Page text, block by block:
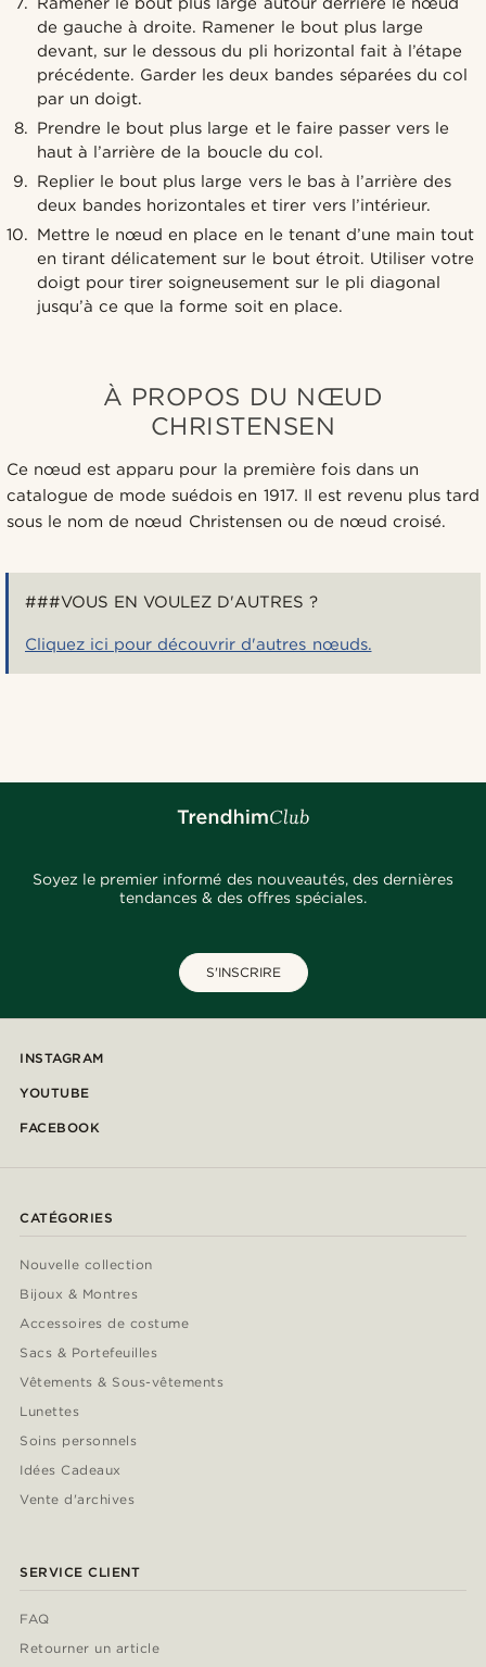
de gauche à droite. Ramener le bout plus large
devant, sur le dessous du pli horizontal fait à l’étape
précédente. Garder les deux bandes séparées du col
par un doigt.
Prendre le bout plus large et le faire passer vers le
haut à l’arrière de la boucle du col.
Replier le bout plus large vers le bas à l’arrière des
deux bandes horizontales et tirer vers l’intérieur.
Mettre le nœud en place en le tenant d’une main tout
en tirant délicatement sur le bout étroit. Utiliser votre
doigt pour tirer soigneusement sur le pli diagonal
jusqu’à ce que la forme soit en place.
À PROPOS DU NŒUD
CHRISTENSEN
Ce nœud est apparu pour la première fois dans un
catalogue de mode suédois en 1917. Il est revenu plus tard
sous le nom de nœud Christensen ou de nœud croisé.
###VOUS EN VOULEZ D'AUTRES ?
Cliquez ici pour découvrir d'autres nœuds.
Soyez le premier informé des nouveautés, des dernières
tendances & des offres spéciales.
S'INSCRIRE
INSTAGRAM
YOUTUBE
FACEBOOK
CATÉGORIES
Nouvelle collection
Bijoux & Montres
Accessoires de costume
Sacs & Portefeuilles
Vêtements & Sous-vêtements
Lunettes
Soins personnels
Idées Cadeaux
Vente d'archives
SERVICE CLIENT
FAQ
Retourner un article